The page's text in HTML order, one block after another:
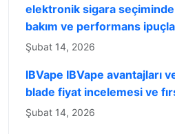
elektronik sigara
bakım ve performans
Şubat 14, 2026
IBVape IBVape avantajları
blade fiyat incelemesi ve
Şubat 14, 2026